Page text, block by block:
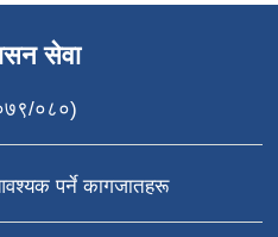
सेवा
०८०)
पर्ने कागजातहरू